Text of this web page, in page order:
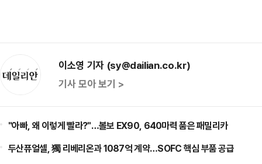
이소영 기자 (sy@dailian.co.kr)
기사 모아 보기 >
"아빠, 왜 이렇게 빨라?"…볼보 EX90, 640마력 품은 패밀리카
두산퓨얼셀, 獨 리베리온과 1087억 계약…SOFC 핵심 부품 공급